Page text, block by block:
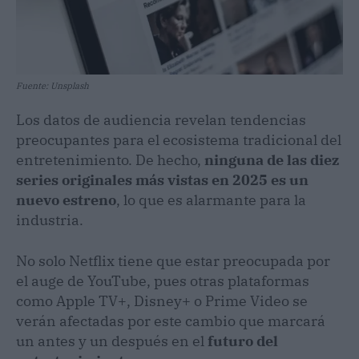
Fuente: Unsplash
Los datos de audiencia revelan tendencias
preocupantes para el ecosistema tradicional del
entretenimiento. De hecho, ninguna de las diez
series originales más vistas en 2025 es un
nuevo estreno, lo que es alarmante para la
industria.
No solo Netflix tiene que estar preocupada por
el auge de YouTube, pues otras plataformas
como Apple TV+, Disney+ o Prime Video se
verán afectadas por este cambio que marcará
un antes y un después en el futuro del